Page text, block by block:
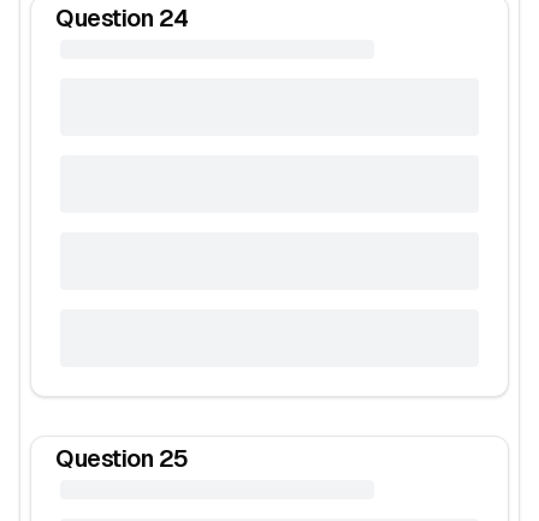
Question 24
Question 25